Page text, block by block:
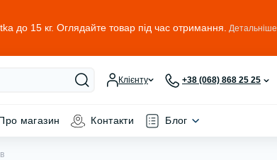
до 15 кг. Оглядайте товар під час отримання. Детальніше
Клієнту +38 (068) 868 25 25
магазин Контакти Блог